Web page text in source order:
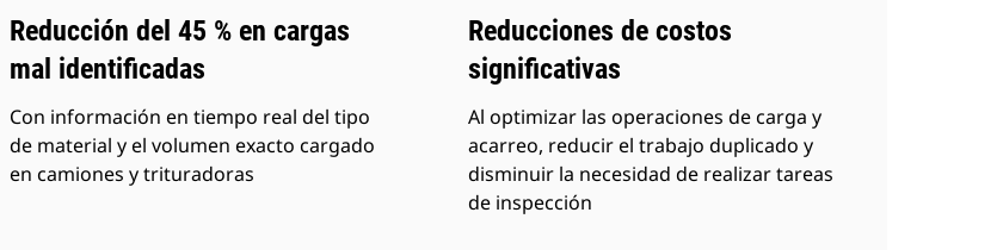
Reducción del 45 % en cargas
mal identificadas
Con información en tiempo real del tipo
de material y el volumen exacto cargado
en camiones y trituradoras
Reducciones de costos
significativas
Al optimizar las operaciones de carga y
acarreo, reducir el trabajo duplicado y
disminuir la necesidad de realizar tareas
de inspección